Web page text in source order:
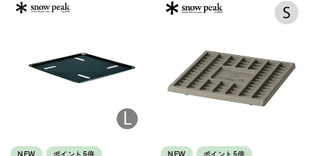
NEW ポイント5倍 NEW ポイント5倍